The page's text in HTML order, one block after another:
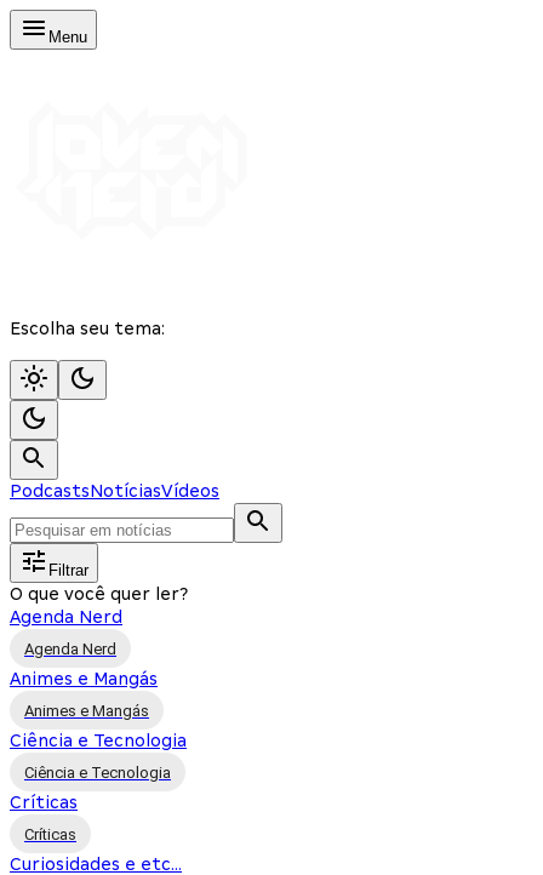
Menu
Escolha seu tema:
PodcastsNotíciasVídeos
Filtrar
O que você quer ler?
Agenda Nerd
Agenda Nerd
Animes e Mangás
Animes e Mangás
Ciência e Tecnologia
Ciência e Tecnologia
Críticas
Críticas
Curiosidades e etc...